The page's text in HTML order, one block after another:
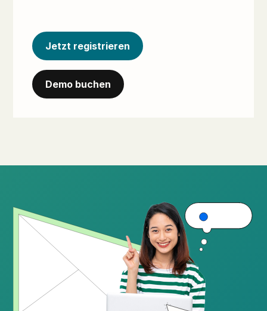
Jetzt registrieren
Demo buchen